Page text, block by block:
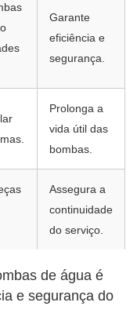
Garante
eficiência e
segurança.
Prolonga a
vida útil das
bombas.
Assegura a
continuidade
do serviço.
de água é
e segurança do